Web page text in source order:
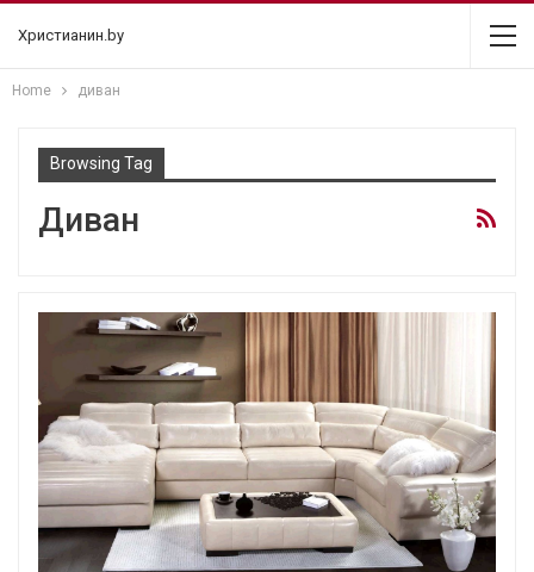
Христианин.by
Home диван
Browsing Tag
Диван